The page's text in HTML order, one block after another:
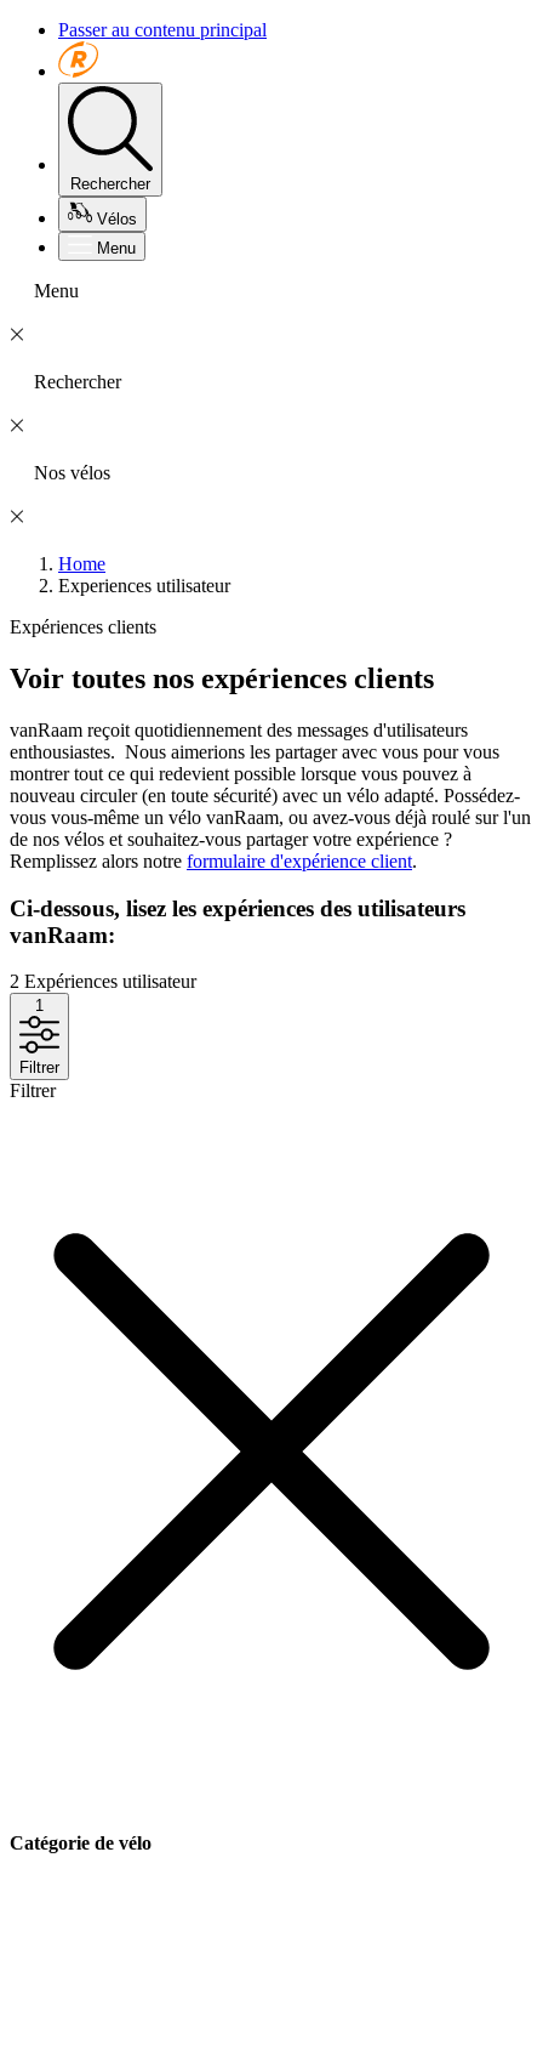
Passer au contenu principal
Rechercher
Vélos
Menu
Menu
Rechercher
Nos vélos
Home
Experiences utilisateur
Expériences clients
Voir toutes nos expériences clients
vanRaam reçoit quotidiennement des messages d'utilisateurs
enthousiastes. Nous aimerions les partager avec vous pour vous
montrer tout ce qui redevient possible lorsque vous pouvez à
nouveau circuler (en toute sécurité) avec un vélo adapté. Possédez-
vous vous-même un vélo vanRaam, ou avez-vous déjà roulé sur l'un
de nos vélos et souhaitez-vous partager votre expérience ?
Remplissez alors notre formulaire d'expérience client.
Ci-dessous, lisez les expériences des utilisateurs
vanRaam:
2 Expériences utilisateur
1
Filtrer
Filtrer
Catégorie de vélo